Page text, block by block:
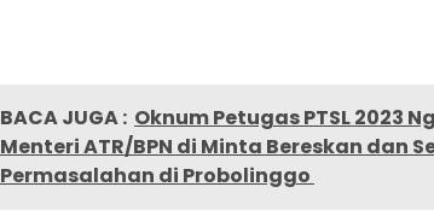
BACA JUGA : Oknum Petugas PTSL 2023
Menteri ATR/BPN di Minta Bereskan dan
Permasalahan di Probolinggo